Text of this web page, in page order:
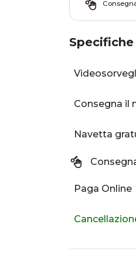
Consegna il
Navetta
Paga Online